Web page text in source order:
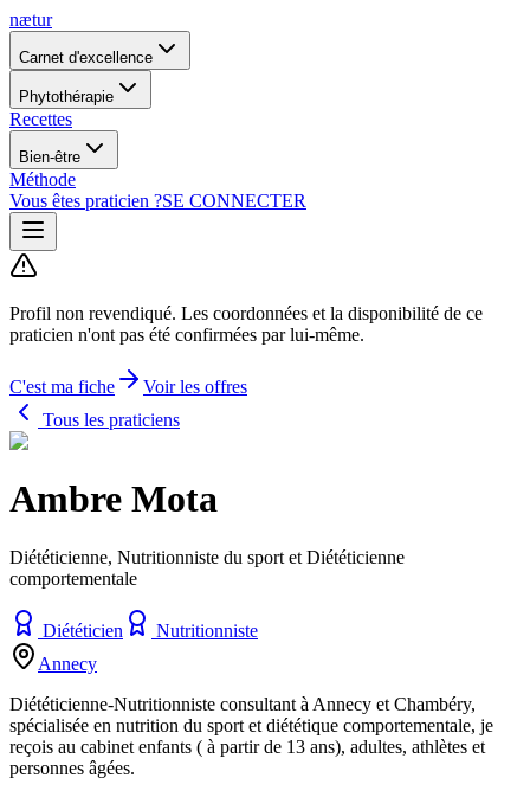
nætur
Carnet d'excellence
Phytothérapie
Recettes
Bien-être
Méthode
Vous êtes praticien ?SE CONNECTER
Profil non revendiqué. Les coordonnées et la disponibilité de ce
praticien n'ont pas été confirmées par lui-même.
C'est ma fiche
Voir les offres
Tous les praticiens
Ambre Mota
Diététicienne, Nutritionniste du sport et Diététicienne
comportementale
Diététicien
Nutritionniste
Annecy
Diététicienne-Nutritionniste consultant à Annecy et Chambéry,
spécialisée en nutrition du sport et diététique comportementale, je
reçois au cabinet enfants ( à partir de 13 ans), adultes, athlètes et
personnes âgées.